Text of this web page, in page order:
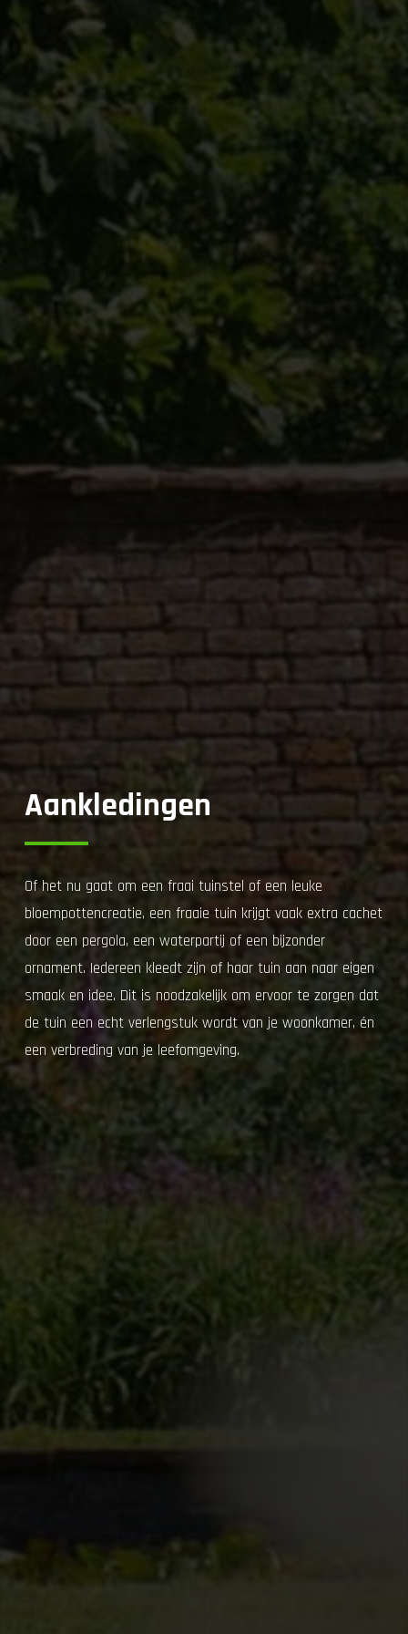
Aankledingen
Of het nu gaat om een fraai tuinstel of een leuke
bloempottencreatie, een fraaie tuin krijgt vaak extra cachet
door een pergola, een waterpartij of een bijzonder
ornament. Iedereen kleedt zijn of haar tuin aan naar eigen
smaak en idee. Dit is noodzakelijk om ervoor te zorgen dat
de tuin een echt verlengstuk wordt van je woonkamer, én
een verbreding van je leefomgeving.